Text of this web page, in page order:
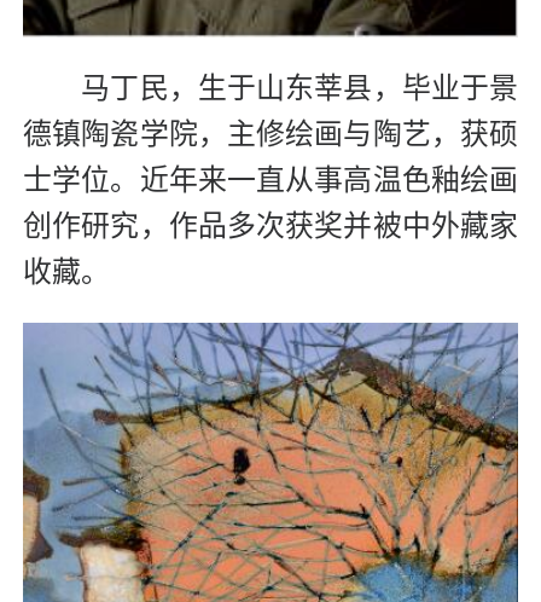
马丁民， 生于山东莘县， 毕业于景
德镇陶瓷学院，主修绘画与陶艺，获硕
士学位。 近年来一直从事高温色釉绘画
创作研究，作品多次获奖并被中外藏家
收藏。